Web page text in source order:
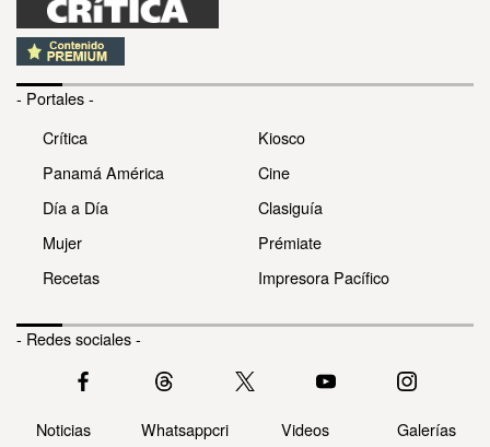
- Portales -
Crítica
Panamá América
Día a Día
Mujer
Recetas
Kiosco
Cine
Clasiguía
Prémiate
Impresora Pacífico
- Redes sociales -
Noticias Whatsappcri Videos Galerías